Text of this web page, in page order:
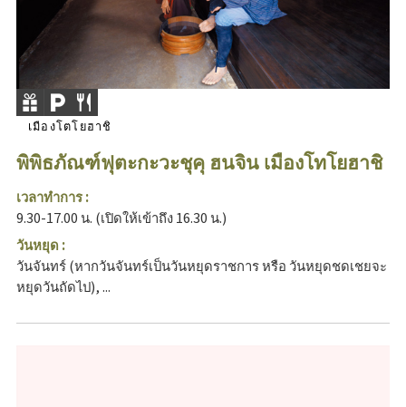
เมืองโตโยฮาชิ
พิพิธภัณฑ์ฟุตะกะวะชุคุ ฮนจิน เมืองโทโยฮาชิ
เวลาทำการ :
9.30-17.00 น. (เปิดให้เข้าถึง 16.30 น.)
วันหยุด :
วันจันทร์ (หากวันจันทร์เป็นวันหยุดราชการ หรือ วันหยุดชดเชยจะ
หยุดวันถัดไป), ...